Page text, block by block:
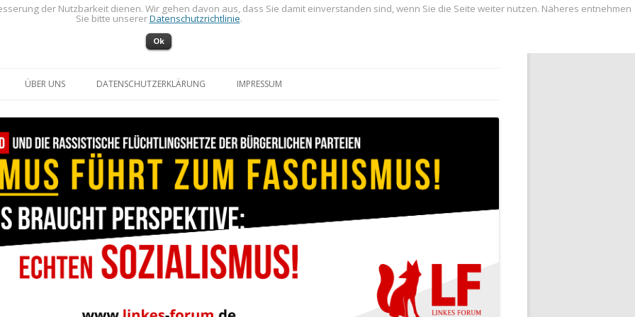
ÜBER UNS DATENSCHUTZERKLÄRUNG IMPRESSUM
der Nutzbarkeit dienen. Wir gehen davon aus, dass Sie damit einverstanden sind, wenn Sie die Seite weiter nutzen. Näheres entnehmen
Sie bitte unsererDatenschutzrichtlinie.
Ok